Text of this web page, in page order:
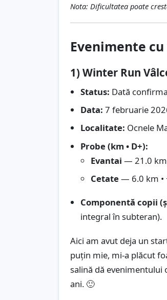
Nota: Dificultatea poate
Evenimente
1) Winter Run
Status: Dată
Data: 7 februarie
Localitate: Ocnele
Probe (km • D+):
Evantai — 21.0 km
Cetate— 6.0 km •
Componentă copii
integral în subteran).
Aici am avut deja un
puțin mie, mi-a plăcut
salină dă evenimentului
ani. 🙂